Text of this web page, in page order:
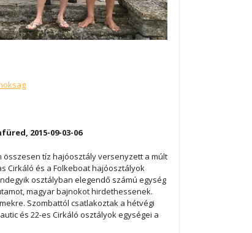
2015-09-03-06
tíz hajóosztály versenyzett a múlt
Cirkáló és a Folkeboat hajóosztályok
osztályban elegendő számú egység
magyar bajnokot hirdethessenek.
Szombattól csatlakoztak a hétvégi
és 22-es Cirkáló osztályok egységei a